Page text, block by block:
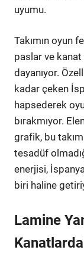
uyumu.
Takımın oyun
paslar ve kanat
dayanıyor.
kadar çeken
hapsederek
bırakmıyor.
grafik, bu
tesadüf
enerjisi,
biri haline
Lamine